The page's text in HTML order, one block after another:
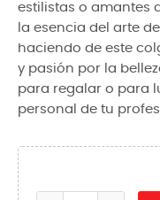
estilistas o amantes
la esencia del arte
haciendo de este
y pasión por la
para regalar o para
personal de tu